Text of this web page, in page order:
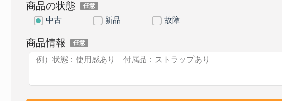
商品の状態 任意
中古 新品 故障
商品情報 任意